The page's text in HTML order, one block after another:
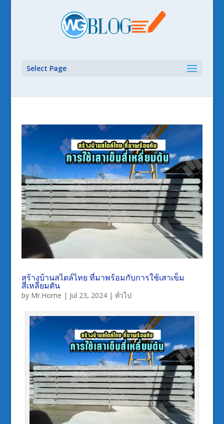
Select Page
สร้างบ้านสไตล์ไทย ที่มาพร้อมกับการใช้เสาเข็ม
สี่เหลี่ยมตัน
by Mr.Home | Jul 23, 2024| ทั่วไป